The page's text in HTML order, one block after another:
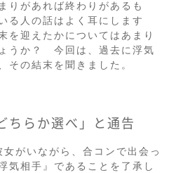
りがあれば終わりがあるも
る人の話はよく耳にします
を迎えたかについてはあまり
うか？ 今回は、過去に浮気
その結末を聞きました。
ちらか選べ」と通告
女がいながら、合コンで出会っ
気相手』であることを了承し